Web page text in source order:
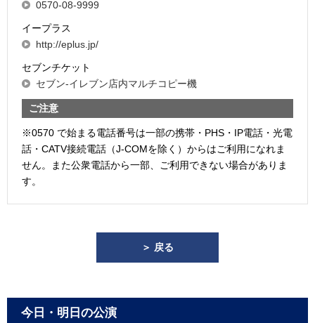
0570-08-9999
イープラス
http://eplus.jp/
セブンチケット
セブン-イレブン店内マルチコピー機
ご注意
※0570 で始まる電話番号は一部の携帯・PHS・IP電話・光電
話・CATV接続電話（J-COMを除く）からはご利用になれま
せん。また公衆電話から一部、ご利用できない場合がありま
す。
＞ 戻る
今日・明日の公演